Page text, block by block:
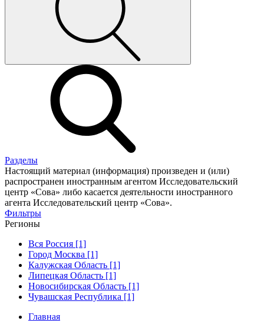
Разделы
Настоящий материал (информация) произведен и (или)
распространен иностранным агентом Исследовательский
центр «Сова» либо касается деятельности иностранного
агента Исследовательский центр «Сова».
Фильтры
Регионы
Вся Россия [1]
Город Москва [1]
Калужская Область [1]
Липецкая Область [1]
Новосибирская Область [1]
Чувашская Республика [1]
Главная